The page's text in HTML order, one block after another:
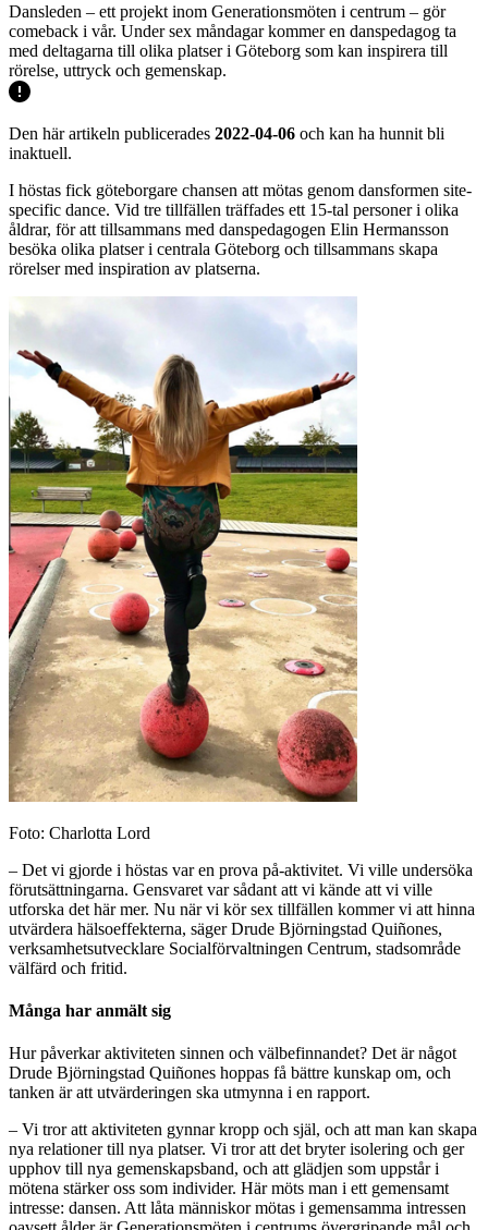
Dansleden – ett projekt inom Generationsmöten i centrum – gör
comeback i vår. Under sex måndagar kommer en danspedagog ta
med deltagarna till olika platser i Göteborg som kan inspirera till
rörelse, uttryck och gemenskap.
Den här artikeln publicerades 2022-04-06 och kan ha hunnit bli
inaktuell.
I höstas fick göteborgare chansen att mötas genom dansformen site-
specific dance. Vid tre tillfällen träffades ett 15-tal personer i olika
åldrar, för att tillsammans med danspedagogen Elin Hermansson
besöka olika platser i centrala Göteborg och tillsammans skapa
rörelser med inspiration av platserna.
Foto: Charlotta Lord
– Det vi gjorde i höstas var en prova på-aktivitet. Vi ville undersöka
förutsättningarna. Gensvaret var sådant att vi kände att vi ville
utforska det här mer. Nu när vi kör sex tillfällen kommer vi att hinna
utvärdera hälsoeffekterna, säger Drude Björningstad Quiñones,
verksamhetsutvecklare Socialförvaltningen Centrum, stadsområde
välfärd och fritid.
Många har anmält sig
Hur påverkar aktiviteten sinnen och välbefinnandet? Det är något
Drude Björningstad Quiñones hoppas få bättre kunskap om, och
tanken är att utvärderingen ska utmynna i en rapport.
– Vi tror att aktiviteten gynnar kropp och själ, och att man kan skapa
nya relationer till nya platser. Vi tror att det bryter isolering och ger
upphov till nya gemenskapsband, och att glädjen som uppstår i
mötena stärker oss som individer. Här möts man i ett gemensamt
intresse: dansen. Att låta människor mötas i gemensamma intressen